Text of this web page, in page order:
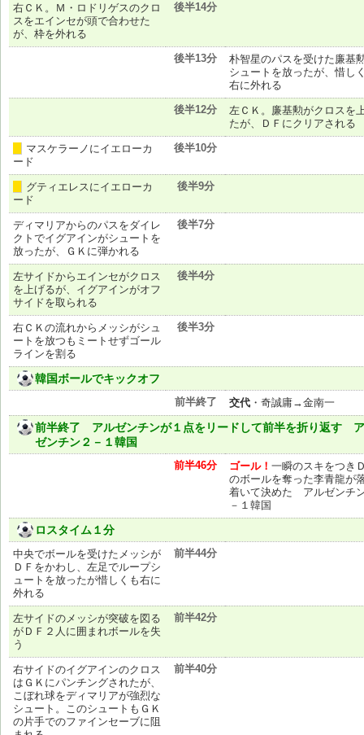
右ＣＫ。Ｍ・ロドリゲスのクロ
スをエインセが頭で合わせた
が、枠を外れる
後半14分
後半13分
朴智星のパスを受けた廉基
シュートを放ったが、惜し
右に外れる
後半12分
左ＣＫ。廉基勲がクロスを
たが、ＤＦにクリアされる
マスケラーノにイエローカ
ード
後半10分
グティエレスにイエローカ
ード
後半9分
ディマリアからのパスをダイレ
クトでイグアインがシュートを
放ったが、ＧＫに弾かれる
後半7分
左サイドからエインセがクロス
を上げるが、イグアインがオフ
サイドを取られる
後半4分
右ＣＫの流れからメッシがシュ
ートを放つもミートせずゴール
ラインを割る
後半3分
韓国ボールでキックオフ
前半終了 交代 ・奇誠庸→金南一
前半終了 アルゼンチンが１点をリードして前半を折り返す
ゼンチン２－１韓国
前半46分 ゴール！ 一瞬のスキをつき
のボールを奪った李青龍が
着いて決めた アルゼンチ
－１韓国
ロスタイム１分
中央でボールを受けたメッシが
ＤＦをかわし、左足でループシ
ュートを放ったが惜しくも右に
外れる
前半44分
左サイドのメッシが突破を図る
がＤＦ２人に囲まれボールを失
う
前半42分
右サイドのイグアインのクロス
はＧＫにパンチングされたが、
こぼれ球をディマリアが強烈な
シュート。このシュートもＧＫ
の片手でのファインセーブに阻
前半40分